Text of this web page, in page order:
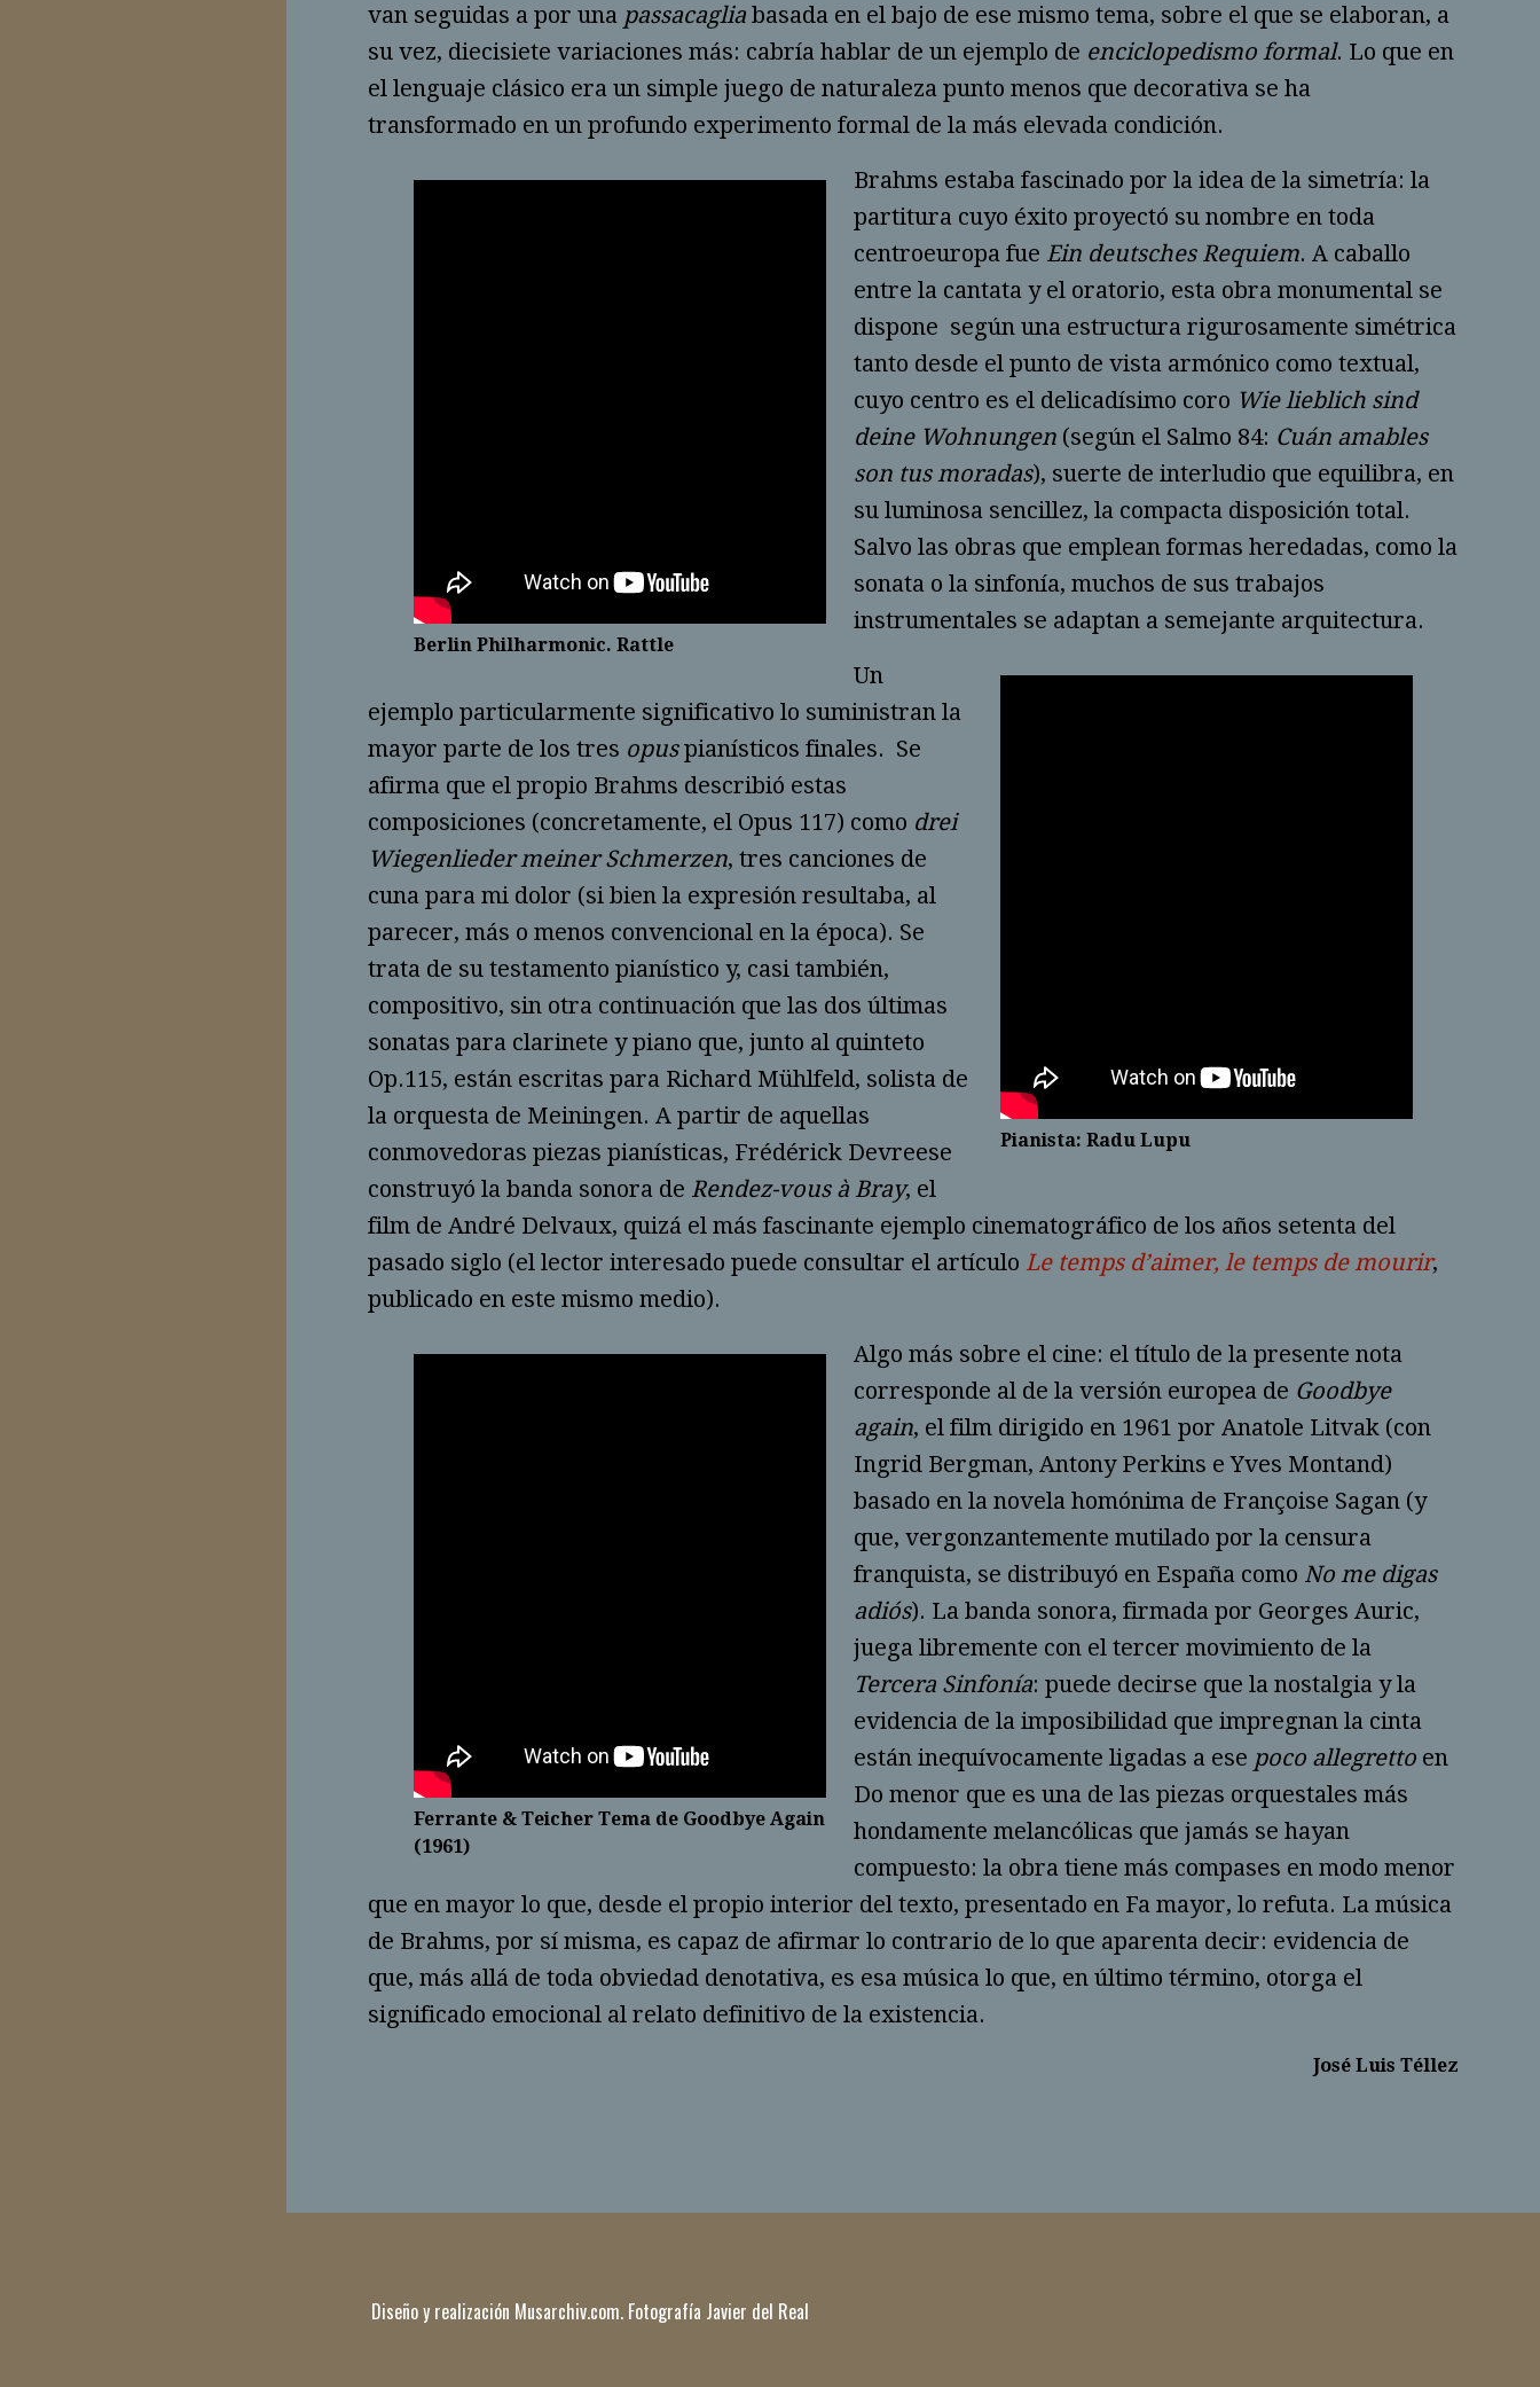
van seguidas a por una passacaglia basada en el bajo de ese mismo tema, sobre el que se elaboran, a
su vez, diecisiete variaciones más: cabría hablar de un ejemplo de enciclopedismo formal. Lo que en
el lenguaje clásico era un simple juego de naturaleza punto menos que decorativa se ha
transformado en un profundo experimento formal de la más elevada condición.
Berlin Philharmonic. Rattle
Brahms estaba fascinado por la idea de la simetría: la
partitura cuyo éxito proyectó su nombre en toda
centroeuropa fue Ein deutsches Requiem. A caballo
entre la cantata y el oratorio, esta obra monumental se
dispone según una estructura rigurosamente simétrica
tanto desde el punto de vista armónico como textual,
cuyo centro es el delicadísimo coro Wie lieblich sind
deine Wohnungen (según el Salmo 84: Cuán amables
son tus moradas), suerte de interludio que equilibra, en
su luminosa sencillez, la compacta disposición total.
Salvo las obras que emplean formas heredadas, como la
sonata o la sinfonía, muchos de sus trabajos
instrumentales se adaptan a semejante arquitectura.
Pianista: Radu Lupu
Un
ejemplo particularmente significativo lo suministran la
mayor parte de los tres opuspianísticos finales. Se
afirma que el propio Brahms describió estas
composiciones (concretamente, el Opus 117) como drei
Wiegenlieder meiner Schmerzen, tres canciones de
cuna para mi dolor (si bien la expresión resultaba, al
parecer, más o menos convencional en la época). Se
trata de su testamento pianístico y, casi también,
compositivo, sin otra continuación que las dos últimas
sonatas para clarinete y piano que, junto al quinteto
Op.115, están escritas para Richard Mühlfeld, solista de
la orquesta de Meiningen. A partir de aquellas
conmovedoras piezas pianísticas, Frédérick Devreese
construyó la banda sonora de Rendez-vous à Bray, el
film de André Delvaux, quizá el más fascinante ejemplo cinematográfico de los años setenta del
pasado siglo (el lector interesado puede consultar el artículo Le temps d’aimer, le temps de mourir,
publicado en este mismo medio).
Ferrante & Teicher Tema de Goodbye Again
(1961)
Algo más sobre el cine: el título de la presente nota
corresponde al de la versión europea de Goodbye
again, el film dirigido en 1961 por Anatole Litvak (con
Ingrid Bergman, Antony Perkins e Yves Montand)
basado en la novela homónima de Françoise Sagan (y
que, vergonzantemente mutilado por la censura
franquista, se distribuyó en España como No me digas
adiós). La banda sonora, firmada por Georges Auric,
juega libremente con el tercer movimiento de la
Tercera Sinfonía: puede decirse que la nostalgia y la
evidencia de la imposibilidad que impregnan la cinta
están inequívocamente ligadas a ese poco allegretto en
Do menor que es una de las piezas orquestales más
hondamente melancólicas que jamás se hayan
compuesto: la obra tiene más compases en modo menor
que en mayor lo que, desde el propio interior del texto, presentado en Fa mayor, lo refuta. La música
de Brahms, por sí misma, es capaz de afirmar lo contrario de lo que aparenta decir: evidencia de
que, más allá de toda obviedad denotativa, es esa música lo que, en último término, otorga el
significado emocional al relato definitivo de la existencia.
José Luis Téllez
Diseño y realización Musarchiv.com. Fotografía Javier del Real